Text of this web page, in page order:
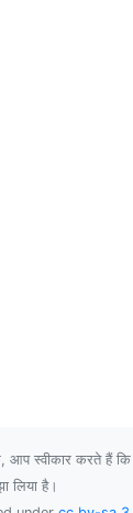
आप स्वीकार करते हैं
लिया है।